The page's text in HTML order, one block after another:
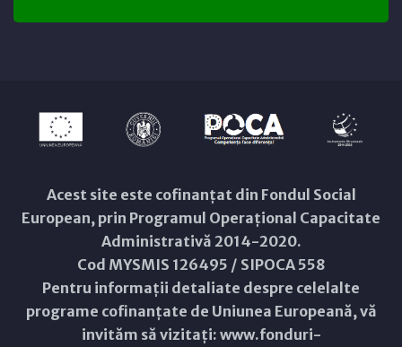
Acest site este cofinanțat din Fondul Social
European, prin Programul Operațional Capacitate
Administrativă 2014-2020.
Cod MYSMIS 126495 / SIPOCA 558
Pentru informații detaliate despre celelalte
programe cofinanțate de Uniunea Europeană, vă
invităm să vizitați: www.fonduri-